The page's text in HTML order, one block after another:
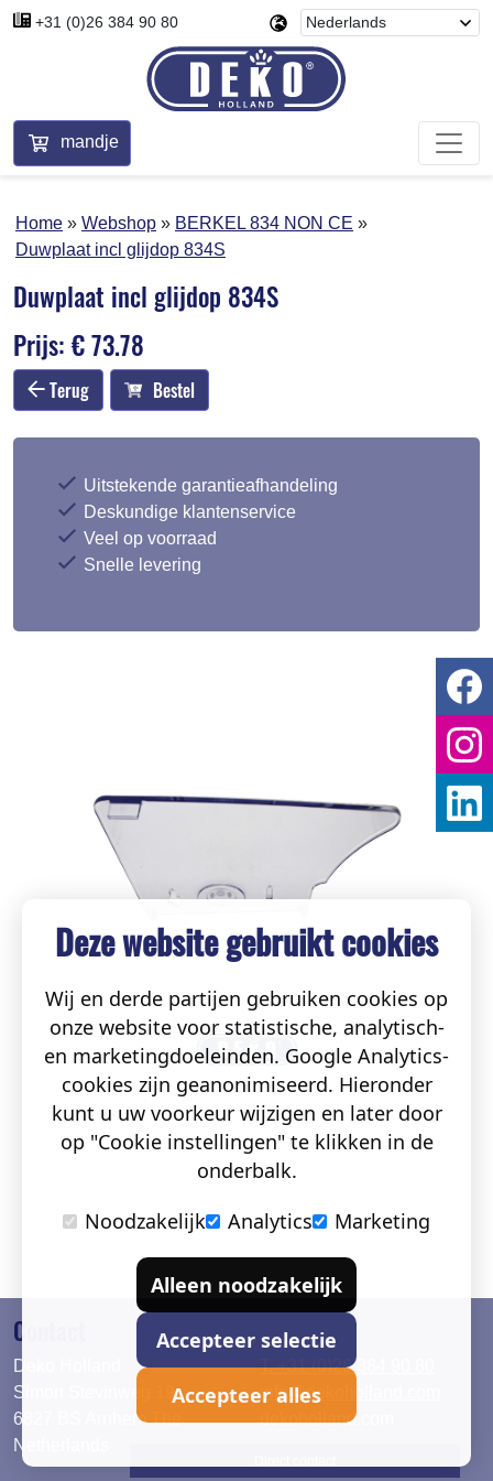
+31 (0)26 384 90 80
mandje
Home Webshop
BERKEL 834 NON CE
Duwplaat incl glijdop 834S
Duwplaat incl glijdop 834S
Prijs: € 73.78
Terug Bestel
Uitstekende garantieafhandeling
Deskundige klantenservice
Veel op voorraad
Snelle levering
Contact
Deko Holland
Simon Stevinweg 19
6827 BS Arnhem The
Netherlands
T. +31 (0)26 384 90 80
info@dekoholland.com
dekoholland.com
Deze website gebruikt cookies
Wij en derde partijen gebruiken cookies op
onze website voor statistische, analytisch-
en marketingdoeleinden. Google Analytics-
cookies zijn geanonimiseerd. Hieronder
kunt u uw voorkeur wijzigen en later door
op "Cookie instellingen" te klikken in de
onderbalk.
Noodzakelijk
Analytics Marketing
Alleen noodzakelijk
Accepteer selectie
Accepteer alles